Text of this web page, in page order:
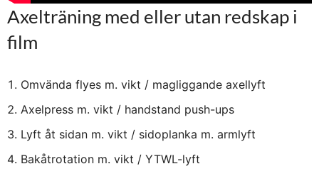
Axelträning med eller utan redskap i
film
Omvända flyes m. vikt / magliggande axellyft
Axelpress m. vikt / handstand push-ups
Lyft åt sidan m. vikt / sidoplanka m. armlyft
Bakåtrotation m. vikt / YTWL-lyft